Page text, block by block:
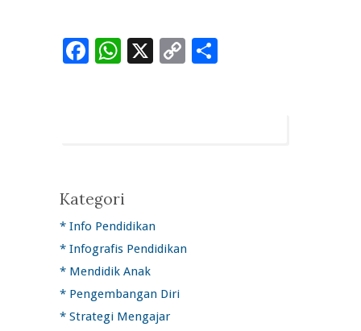
Facebook
WhatsApp
X
Copy
Kategori
* Info Pendidikan
* Infografis Pendidikan
* Mendidik Anak
* Pengembangan Diri
* Strategi Mengajar